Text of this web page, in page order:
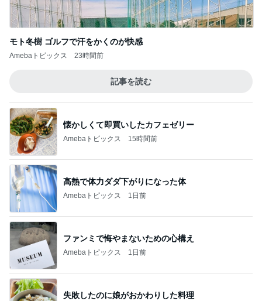
モト冬樹 ゴルフで汗をかくのが快感
Amebaトピックス 23時間前
記事を読む
懐かしくて即買いしたカフェゼリー
Amebaトピックス 15時間前
高熱で体力ダダ下がりになった体
Amebaトピックス 1日前
ファンミで悔やまないための心構え
Amebaトピックス 1日前
失敗したのに娘がおかわりした料理